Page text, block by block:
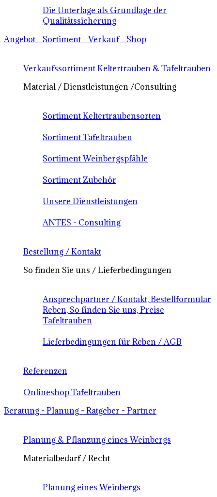
Die Unterlage als Grundlage der
Qualitätssicherung
Angebot - Sortiment - Verkauf - Shop
Verkaufssortiment Keltertrauben & Tafeltrauben
Material / Dienstleistungen /Consulting
Sortiment Keltertraubensorten
Sortiment Tafeltrauben
Sortiment Weinbergspfähle
Sortiment Zubehör
Unsere Dienstleistungen
ANTES - Consulting
Bestellung / Kontakt
So finden Sie uns / Lieferbedingungen
Ansprechpartner / Kontakt, Bestellformular
Reben, So finden Sie uns, Preise
Tafeltrauben
Lieferbedingungen für Reben / AGB
Referenzen
Onlineshop Tafeltrauben
Beratung - Planung - Ratgeber - Partner
Planung & Pflanzung eines Weinbergs
Materialbedarf / Recht
Planung eines Weinbergs